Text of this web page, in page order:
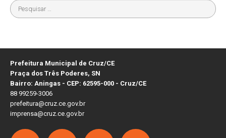
Prefeitura Municipal de Cruz/CE
Praça dos Três Poderes, SN
Bairro: Aningas - CEP: 62595-000 - Cruz/CE
88 99259-3006
prefeitura@cruz.ce.gov.br
imprensa@cruz.ce.gov.br